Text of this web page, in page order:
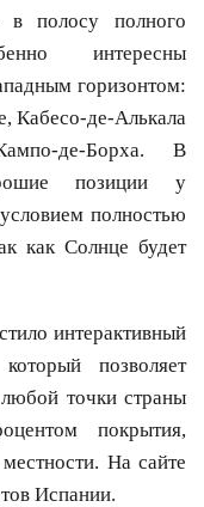
в полосу полного
интересны
горизонтом:
Кабесо-де-Алькала
де-Борха. В
позиции у
полностью
как Солнце будет
интерактивный
позволяет
точки страны
покрытия,
На сайте
Испании.